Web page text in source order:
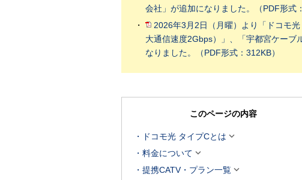
会社」が追加になりました。（PDF形式
2026年3月2日（月曜）より「ドコモ
大通信速度2Gbps）」、「宇都宮ケーブ
なりました。（PDF形式：312KB）
このページの内容
ドコモ光 タイプCとは 
料金について 
提携CATV・プラン一覧